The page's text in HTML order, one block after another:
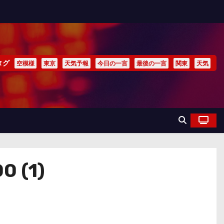
グ 空模様 東京 天気予報 今日の一言 最後の一言 関東 天気
(1)